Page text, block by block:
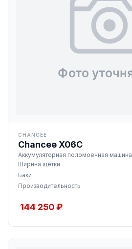
CHANCEE
Chancee X06C
Аккумуляторная поломоечная машина
Ширина щётки
Баки
Производительность
144 250 ₽